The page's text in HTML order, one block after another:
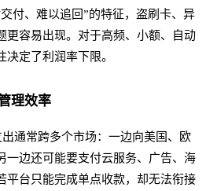
付、难以追回”的特征，盗刷卡、异
更容易出现。对于高频、小额、自动
定了利润率下限。
理效率
出通常跨多个市场：一边向美国、欧
一边还可能要支付云服务、广告、海
平台只能完成单点收款，却无法衔接